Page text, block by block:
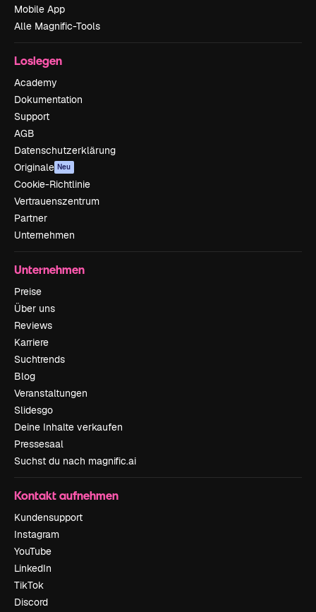
Mobile App
Alle Magnific-Tools
Loslegen
Academy
Dokumentation
Support
AGB
Datenschutzerklärung
Originale Neu
Cookie-Richtlinie
Vertrauenszentrum
Partner
Unternehmen
Unternehmen
Preise
Über uns
Reviews
Karriere
Suchtrends
Blog
Veranstaltungen
Slidesgo
Deine Inhalte verkaufen
Pressesaal
Suchst du nach magnific.ai
Kontakt aufnehmen
Kundensupport
Instagram
YouTube
LinkedIn
TikTok
Discord